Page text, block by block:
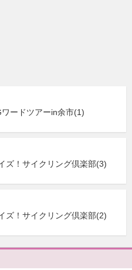
ワードツアーin余市(1)
ズ！サイクリング倶楽部(3)
ズ！サイクリング倶楽部(2)